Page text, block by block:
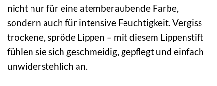
nicht nur für eine atemberaubende Farbe,
sondern auch für intensive Feuchtigkeit. Vergiss
trockene, spröde Lippen – mit diesem Lippenstift
fühlen sie sich geschmeidig, gepflegt und einfach
unwiderstehlich an.